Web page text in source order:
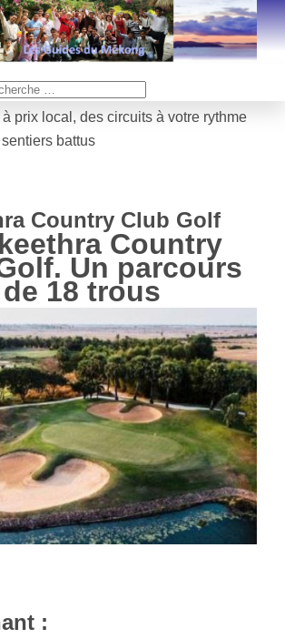
prix local, des circuits à votre rythme
battus
Country Club Golf
Country
Un parcours
de 18 trous
: